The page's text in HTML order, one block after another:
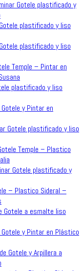
Gotele plastificado y
plastificado y liso
plastificado y liso
Temple – Pintar en
plastificado y liso
y Pintar en
Gotele plastificado y liso
Temple – Plastico
Gotele plastificado y
– Plastico Sideral –
Gotele a esmalte liso
y Pintar en Plástico
Gotele y Arpillera a